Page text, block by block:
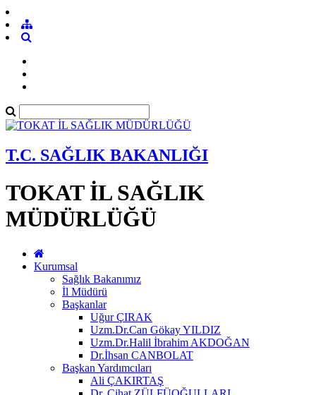
T.C. SAĞLIK BAKANLIĞI
TOKAT İL SAĞLIK
MÜDÜRLÜĞÜ
Kurumsal
Sağlık Bakanımız
İl Müdürü
Başkanlar
Uğur ÇIRAK
Uzm.Dr.Can Gökay YILDIZ
Uzm.Dr.Halil İbrahim AKDOĞAN
Dr.İhsan CANBOLAT
Başkan Yardımcıları
Ali ÇAKIRTAŞ